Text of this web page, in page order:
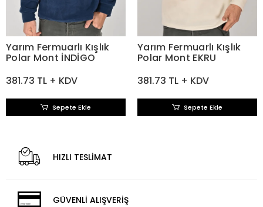
Yarım Fermuarlı Kışlık
Polar Mont İNDİGO
381.73 TL + KDV
Sepete Ekle
Yarım Fermuarlı Kışlık
Polar Mont EKRU
381.73 TL + KDV
Sepete Ekle
HIZLI TESLİMAT
GÜVENLİ ALIŞVERİŞ